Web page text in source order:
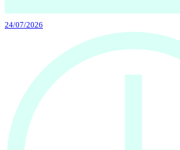
24/07/2026